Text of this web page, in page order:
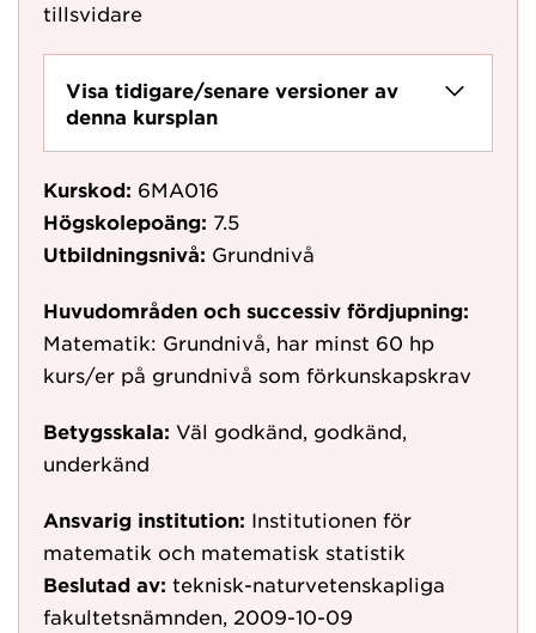
tillsvidare
Visa tidigare/senare versioner av
denna kursplan
Kurskod: 6MA016
Högskolepoäng: 7.5
Utbildningsnivå: Grundnivå
Huvudområden och successiv fördjupning:
Matematik: Grundnivå, har minst 60 hp
kurs/er på grundnivå som förkunskapskrav
Betygsskala: Väl godkänd, godkänd,
underkänd
Ansvarig institution: Institutionen för
matematik och matematisk statistik
Beslutad av: teknisk-naturvetenskapliga
fakultetsnämnden, 2009-10-09